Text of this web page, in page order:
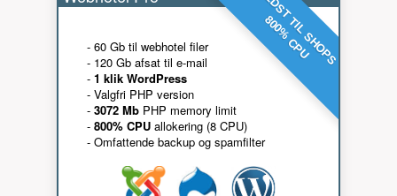
BEDST TIL SHOPS
800% CPU
- 60 Gb til webhotel filer
- 120 Gb afsat til e-mail
- 1 klik WordPress
- Valgfri PHP version
- 3072 Mb PHP memory limit
- 800% CPU allokering (8 CPU)
- Omfattende backup og spamfilter